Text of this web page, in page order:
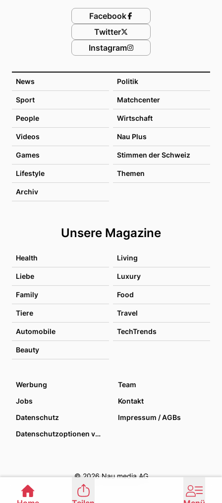
News Politik
Sport Matchcenter
People Wirtschaft
Videos Nau Plus
Games Stimmen der Schweiz
Lifestyle Themen
Archiv
Unsere Magazine
Health Living
Liebe Luxury
Family Food
Tiere Travel
Automobile TechTrends
Beauty
Facebook
Twitter
Instagram
Werbung
Team
Jobs
Kontakt
Datenschutz
Impressum / AGBs
Datenschutzoptionen verwalten
© 2026 Nau media AG